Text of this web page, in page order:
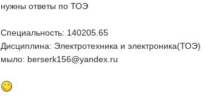
нужны ответы по ТОЭ
Специальность: 140205.65
Дисциплина: Электротехника и электроника(ТОЭ)
мыло: berserk156@yandex.ru